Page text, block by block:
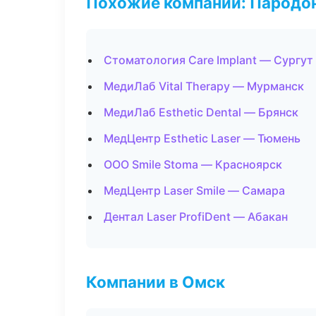
Стоматология Care Implant — Сургут
МедиЛаб Vital Therapy — Мурманск
МедиЛаб Esthetic Dental — Брянск
МедЦентр Esthetic Laser — Тюмень
ООО Smile Stoma — Красноярск
МедЦентр Laser Smile — Самара
Дентал Laser ProfiDent — Абакан
Компании в Омск